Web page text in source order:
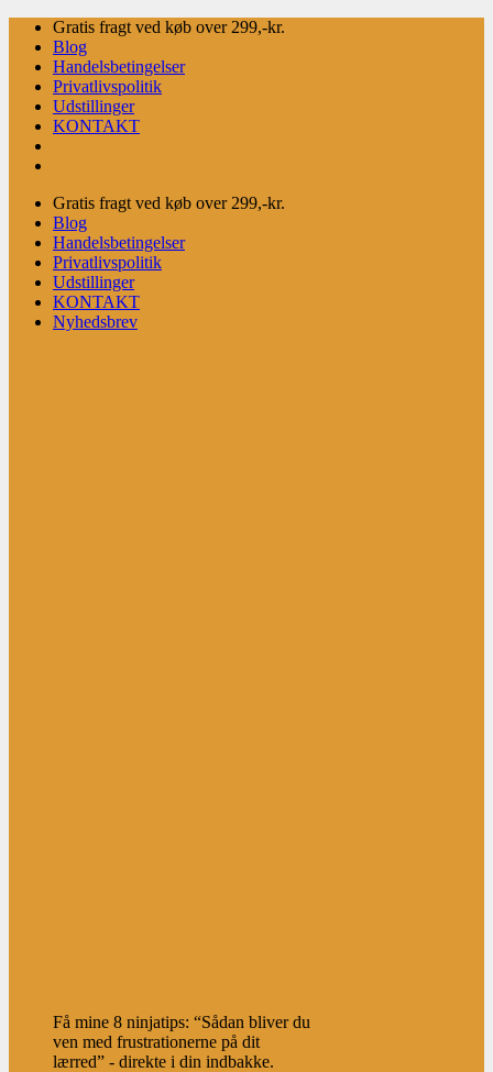
Fortsæt
indhold
Gratis fragt ved køb over 299,-kr.
Blog
Handelsbetingelser
Privatlivspolitik
Udstillinger
KONTAKT
Gratis fragt ved køb over 299,-kr.
Blog
Handelsbetingelser
Privatlivspolitik
Udstillinger
KONTAKT
Nyhedsbrev
Få mine 8 ninjatips: “Sådan bliver du
ven med frustrationerne på dit
lærred” - direkte i din indbakke.